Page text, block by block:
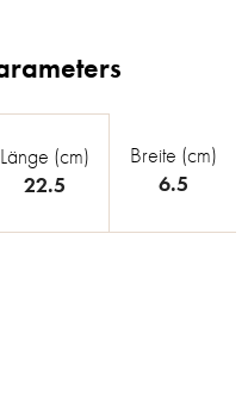
Länge (cm)
22.5
Breite (cm)
6.5